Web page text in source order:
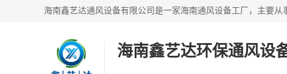
海南鑫艺达环保通风设